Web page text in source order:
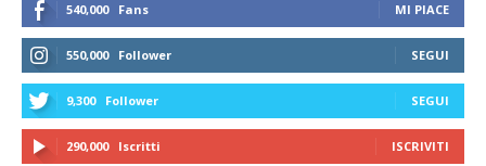
540,000 Fans MI PIACE
550,000 Follower SEGUI
9,300 Follower SEGUI
290,000 Iscritti ISCRIVITI